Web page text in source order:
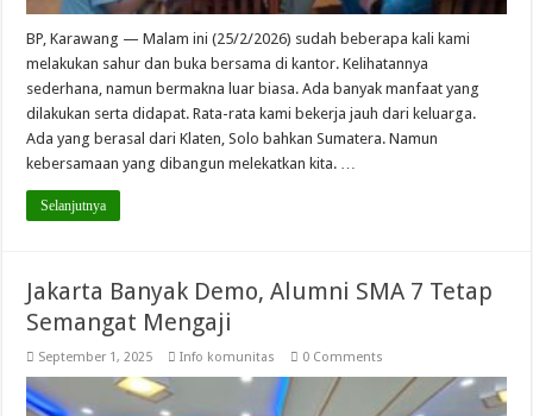
BP, Karawang — Malam ini (25/2/2026) sudah beberapa kali kami
melakukan sahur dan buka bersama di kantor. Kelihatannya
sederhana, namun bermakna luar biasa. Ada banyak manfaat yang
dilakukan serta didapat. Rata-rata kami bekerja jauh dari keluarga.
Ada yang berasal dari Klaten, Solo bahkan Sumatera. Namun
kebersamaan yang dibangun melekatkan kita. …
Selanjutnya
Jakarta Banyak Demo, Alumni SMA 7 Tetap
Semangat Mengaji
September 1, 2025 Info komunitas 0 Comments